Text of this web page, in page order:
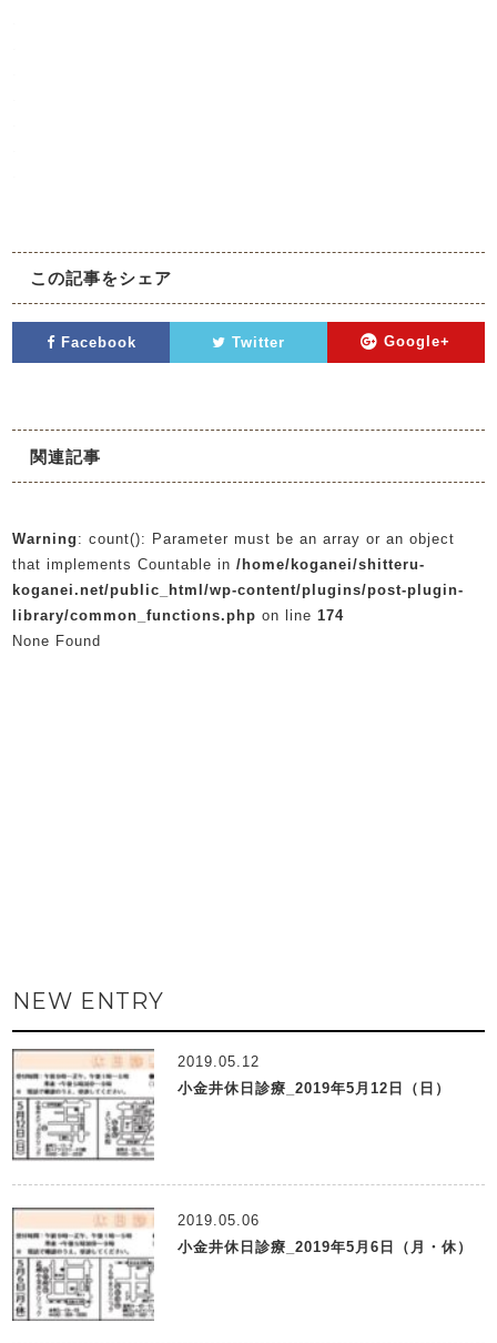
この記事をシェア
Facebook Twitter Google+
関連記事
Warning : count(): Parameter must be an array or an object
that implements Countable in/home/koganei/shitteru-
koganei.net/public_html/wp-content/plugins/post-plugin-
library/common_functions.php on line 174
None Found
NEW ENTRY
2019.05.12
小金井休日診療_2019年5月12日（日）
2019.05.06
小金井休日診療_2019年5月6日（月・休）